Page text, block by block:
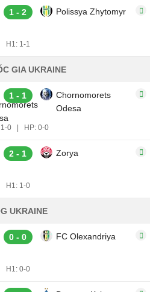
1 - 2 Polissya Zhytomyr
H1: 1-1
GIA UKRAINE
1 - 1
Chornomorets
Odesa
0 HP: 0-0
2 - 1 Zorya
H1: 1-0
UKRAINE
0 - 0 FC Olexandriya
H1: 0-0